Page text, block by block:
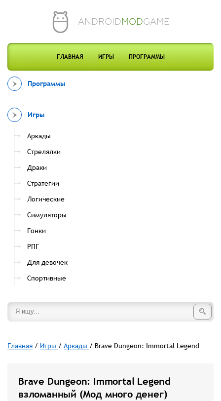
ANDROIDMODGAME
ГЛАВНАЯ ИГРЫ ПРОГРАММЫ
Программы
Игры
Аркады
Стрелялки
Драки
Стратегии
Логические
Симуляторы
Гонки
РПГ
Для девочек
Спортивные
Главная / Игры / Аркады / Brave Dungeon: Immortal Legend
Brave Dungeon: Immortal Legend
взломанный (Мод много денег)